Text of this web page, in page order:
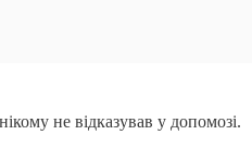
не відказував у допомозі.